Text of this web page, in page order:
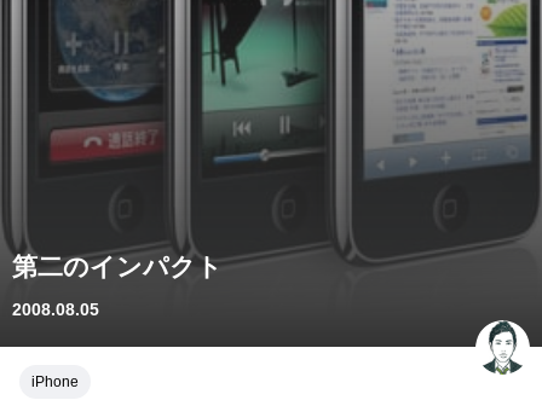
第二のインパクト
2008.08.05
iPhone